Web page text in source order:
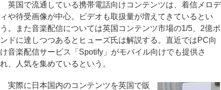
英国で流通している携帯電話向けコンテンツは、着信メロデ
ィや待受画像が中心。ビデオも取扱量が増えてきているとい
う。また音楽配信については英国コンテンツ市場の1/5、2億ポ
ンドに達しつつあるとヒューズ氏は解説する。直近ではPC向
け音楽配信サービス「Spotify」がモバイル向けでも提供さ
れ、人気を集めているという。
実際に日本国内のコンテンツを英国で販